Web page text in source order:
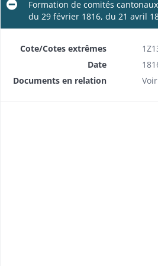
Formation de comités
du 29 février 1816, du 21 avril
Cote/Cotes extrêmes
Date
Documents en relation